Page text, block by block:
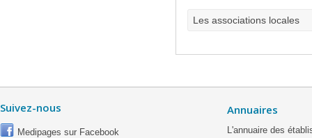
Les associations locales
Suivez-nous
Medipages sur Facebook
Annuaires
L'annuaire des